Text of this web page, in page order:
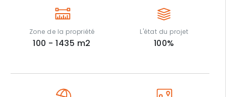
Zone de la propriété
100 - 1435 m2
L'état du projet
100%